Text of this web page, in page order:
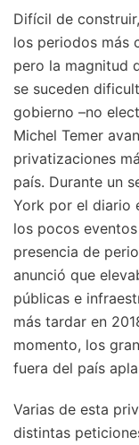
Difícil de
los periodos más
pero la magnitud
se suceden
gobierno –no
Michel Temer
privatizaciones
país. Durante un
York por el diario
los pocos
presencia de
anunció que
públicas e
más tardar en
momento, los
fuera del país
Varias de esta
distintas